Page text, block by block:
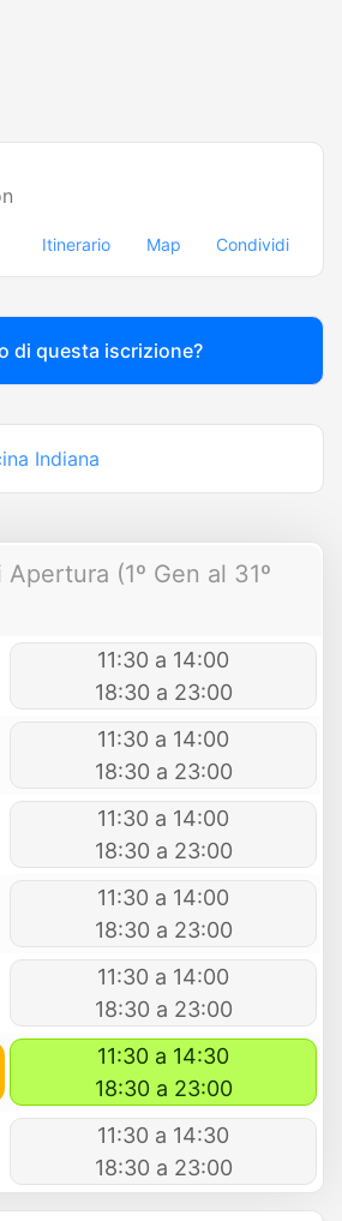
Itinerario Map Condividi
di questa iscrizione?
Indiana
Apertura (1º Gen al 31º
11:30 a 14:00
18:30 a 23:00
11:30 a 14:00
18:30 a 23:00
11:30 a 14:00
18:30 a 23:00
11:30 a 14:00
18:30 a 23:00
11:30 a 14:00
18:30 a 23:00
11:30 a 14:30
18:30 a 23:00
11:30 a 14:30
18:30 a 23:00